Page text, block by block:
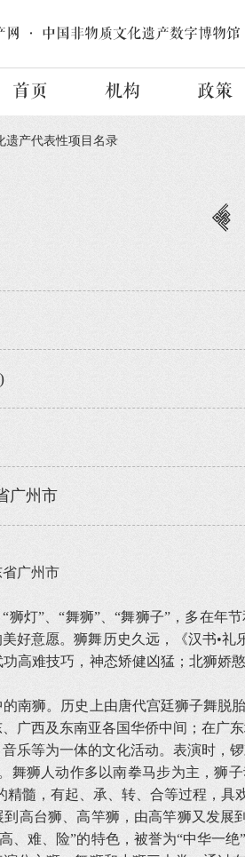
网 · 中国非物质文化遗产数字博物馆
首页 机构 政策
遗产代表性项目名录
广州市
广州市
灯”、“舞狮”、“舞狮子”，多在年
好意愿。狮舞历史久远，《汉书•
高难技巧，神态矫健凶猛；北狮娇
狮。历史上由唐代宫廷狮子舞脱胎
广西及东南亚各国华侨中间；在广
等为一体的文化活动。表演时，锣
舞狮人动作多以南拳马步为主，狮
精髓，有起、承、转、合等过程，
高台狮、高竿狮，由高竿狮又发
、难、险”的特色，被誉为“中华一